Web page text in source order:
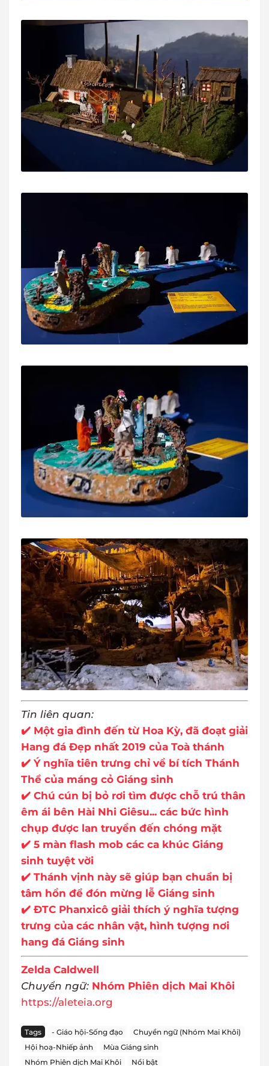
Tin liên quan:
✔️ Một gia đình đến từ Hoa Kỳ, đã đoạt giải
Hang đá Đẹp nhất 2019 của Toà thánh
✔️ Ý nghĩa tiên trưng chỉ về bí tích Thánh
Thể của máng cỏ Giáng sinh
✔️ Chú cún bị bỏ rơi tìm được chỗ trú thân
êm ái bên Hài Nhi Giêsu... các bức hình
chụp được lan truyền đến chóng mặt
✔️ 5 màn flash mob các ca khúc Giáng
sinh tuyệt vời
✔️ Thánh vịnh này sẽ giúp bạn chuẩn bị
tâm hồn để đón mừng lễ Giáng sinh
✔️ ĐTC Phanxicô giải thích ý nghĩa tượng
trưng của các nhân vật, hình tượng nơi
hang đá Giáng sinh
Zelda Caldwell
Chuyển ngữ: Nhóm Phiên dịch Mai Khôi
https://aleteia.org
Tags - Giáo hội-Sống đạo
Chuyển ngữ (Nhóm Mai Khôi)
Hội hoạ-Nhiếp ảnh
Mùa Giáng sinh
Nhóm Phiên dịch Mai Khôi
Nổi bật